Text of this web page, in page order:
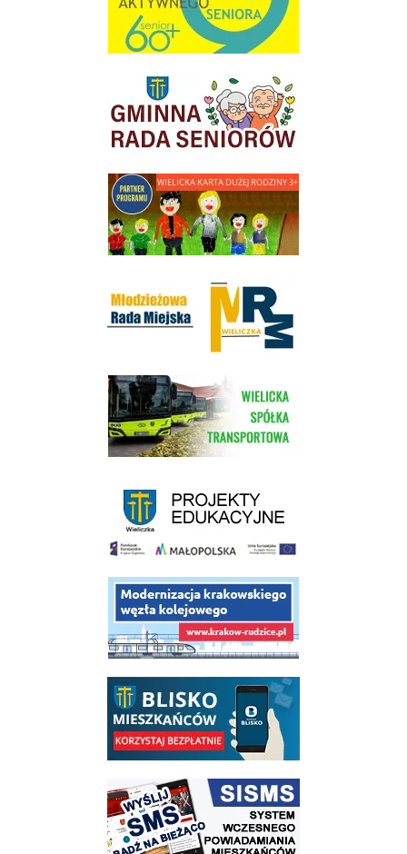
link do strony Gminnej Rady Seniorow - Wieliczka
link do strony - Wielicka Karta Dużej Rodziny
link do strony Wielickiej Spółki Transportowej
link do opisu projektu budowy linii kolejowej Krakow Rudzice
link do opisu aplikacji - BLISKO, Gmina Wieliczka w aplikacji Blisko
link do strony systemu wczesnego ostrzegania mieszkańców SISMS